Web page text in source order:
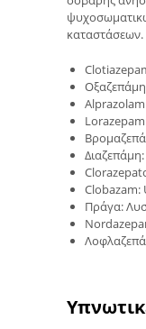
καταστάσεων.
Clobazam:
Πράγα: